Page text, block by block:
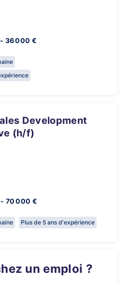
36 000 €
(h/f)
70 000 €
Plus de 5 ans d'expérience
un emploi ?